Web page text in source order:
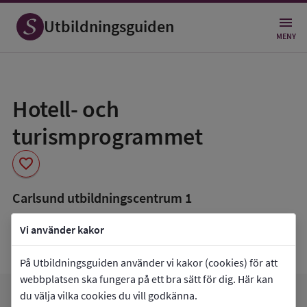
Vi använder kakor
På Utbildningsguiden använder vi kakor (cookies) för att
webbplatsen ska fungera på ett bra sätt för dig. Här kan
du välja vilka cookies du vill godkänna.
Utbildningsguiden MENY
Hotell- och
turismprogrammet
favorite
som
favorit
Carlsund utbildningscentrum 1
book_5 Inriktning som finns tillgänglig
Programmet saknar inriktningar.
Gå tillCarlsund utbildningscentrum 1